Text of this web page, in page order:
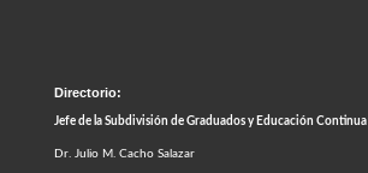
Directorio:
Jefe de la Subdivisión de Graduados y Educación Continua
Dr. Julio M. Cacho Salazar